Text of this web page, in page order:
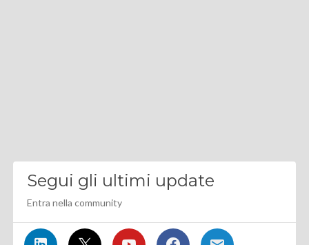
Segui gli ultimi update
Entra nella community